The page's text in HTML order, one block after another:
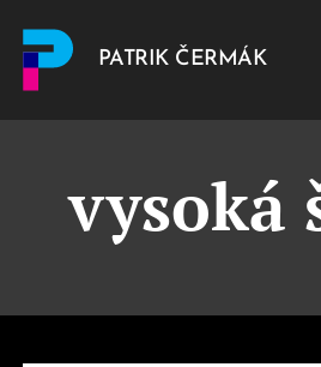
PATRIK ČERMÁK
vysoká